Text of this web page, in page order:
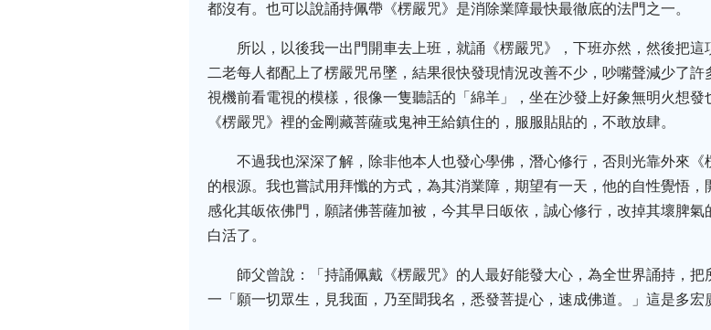
都沒有。也可以說誦持佩帶《楞嚴咒》是消除業障最快最徹底的法門之一。
所以，以後我一出門開車去上班，就誦《楞嚴咒》，下班亦然，然後把
二老每人都配上了楞嚴咒吊墜，結果很快發現情況改善不少，吵嘴聲減少了
視機前看電視的模樣，很像一隻聽話的「綿羊」，坐在沙發上好象無明火想
《楞嚴咒》裡的金剛藏菩薩或鬼神王給鎮住的，服服貼貼的，不敢放肆。
不過我也深深了解，除非他本人也發心學佛，潛心修行，否則光靠外來
的根源。我也嘗試用拜懺的方式，為其消業障，期望有一天，他的自性覺悟
感化其皈依佛門，願諸佛菩薩加被，今其早日皈依，誠心修行，改掉其壞脾
白活了。
師父曾說：「持誦佩戴《楞嚴咒》的人最好能發大心，為全世界誦持，
一「願一切眾生，見我面，乃至聞我名，悉發菩提心，速成佛道。」這是多宏